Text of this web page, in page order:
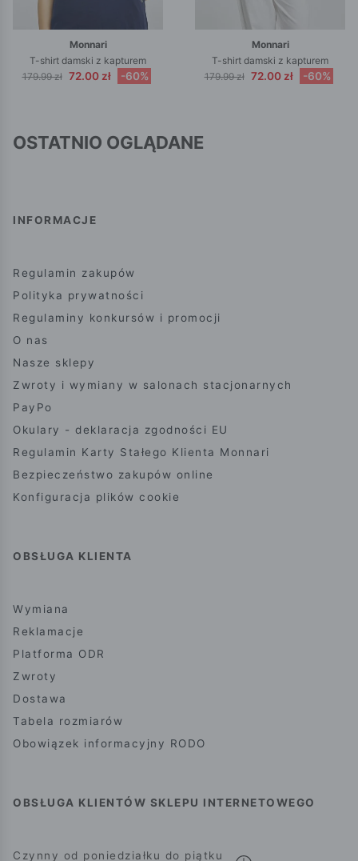
Monnari
T-shirt damski z kapturem
179.99 zł 72.00 zł -60%
Monnari
T-shirt damski z kapturem
179.99 zł 72.00 zł -60%
OSTATNIO OGLĄDANE
INFORMACJE
Regulamin zakupów
Polityka prywatności
Regulaminy konkursów i promocji
O nas
Nasze sklepy
Zwroty i wymiany w salonach stacjonarnych
PayPo
Okulary - deklaracja zgodności EU
Regulamin Karty Stałego Klienta Monnari
Bezpieczeństwo zakupów online
Konfiguracja plików cookie
OBSŁUGA KLIENTA
Wymiana
Reklamacje
Platforma ODR
Zwroty
Dostawa
Tabela rozmiarów
Obowiązek informacyjny RODO
OBSŁUGA KLIENTÓW SKLEPU INTERNETOWEGO
Czynny od poniedziałku do piątku